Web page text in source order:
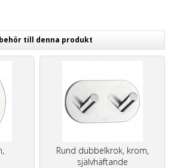
till denna produkt
Rund dubbelkrok, krom,
självhäftande